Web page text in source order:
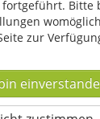
Bitte
zur
-